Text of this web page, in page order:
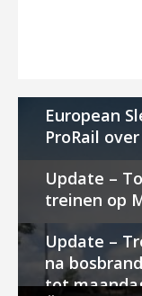
European
ProRail
Update –
treinen op
Update –
na
tot